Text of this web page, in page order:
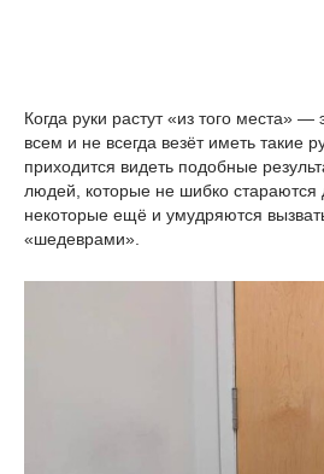
Когда руки растут «из того места»
всем и не всегда везёт иметь такие
приходится видеть подобные
людей, которые не шибко стараются
некоторые ещё и умудряются
«шедеврами».